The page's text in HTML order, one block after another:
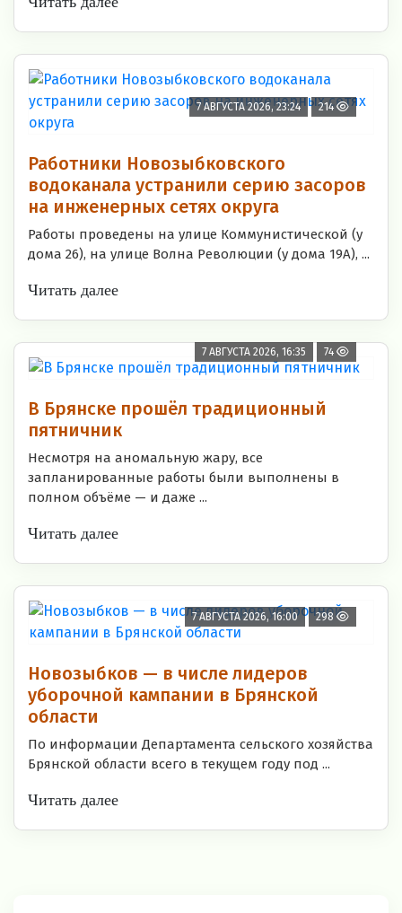
7 АВГУСТА 2026, 23:24 214
Работники Новозыбковского
водоканала устранили серию засоров
на инженерных сетях округа
Работы проведены на улице Коммунистической (у
дома 26), на улице Волна Революции (у дома 19А), ...
Читать далее
7 АВГУСТА 2026, 16:35 74
В Брянске прошёл традиционный
пятничник
Несмотря на аномальную жару, все
запланированные работы были выполнены в
полном объёме — и даже ...
Читать далее
7 АВГУСТА 2026, 16:00 298
Новозыбков — в числе лидеров
уборочной кампании в Брянской
области
По информации Департамента сельского хозяйства
Брянской области всего в текущем году под ...
Читать далее